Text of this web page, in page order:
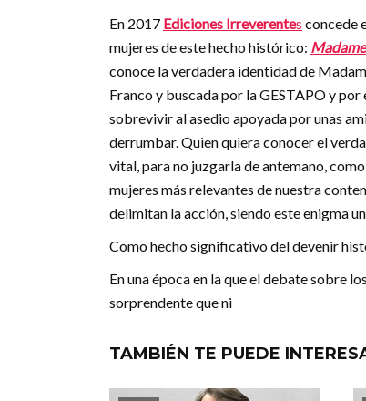
En 2017 Ediciones Irreverentes concede
mujeres de este hecho histórico:
conoce la verdadera identidad de
Franco y buscada por la GESTAPO y
sobrevivir al asedio apoyada por unas
derrumbar. Quien quiera conocer el
vital, para no juzgarla de antemano,
mujeres más relevantes de nuestra
delimitan la acción, siendo este enigma
Como hecho significativo del devenir
En una época en la que el debate sobre
sorprendente que ni
TAMBIÉN TE PUEDE